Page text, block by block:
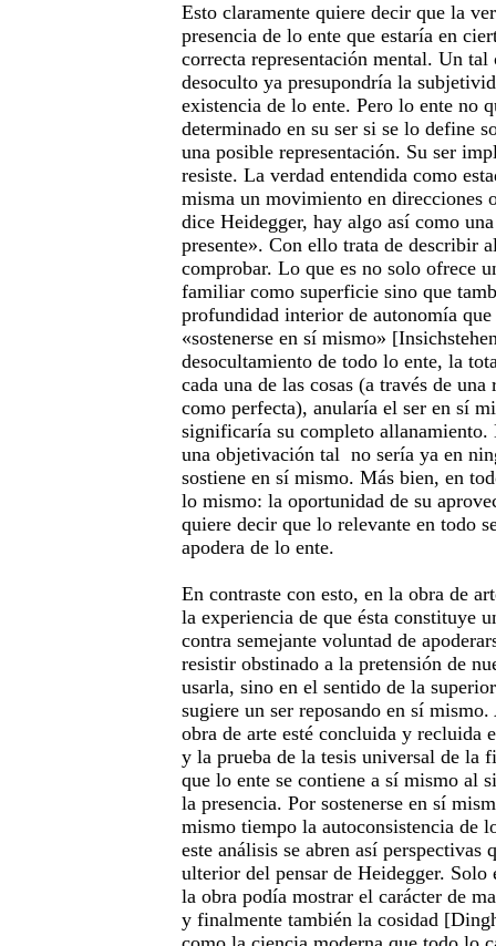
Esto claramente quiere decir que la
presencia de lo ente que estaría en
correcta representación mental. Un tal
desoculto ya presupondría la
existencia de lo ente. Pero lo ente no
determinado en su ser si se lo define
una posible representación. Su ser
resiste. La verdad entendida como
misma un movimiento en direcciones
dice Heidegger, hay algo así como
presente». Con ello trata de describir
comprobar. Lo que es no solo ofrece
familiar como superficie sino que
profundidad interior de autonomía
«sostenerse en sí mismo»
desocultamiento de todo lo ente, la
cada una de las cosas (a través de una
como perfecta), anularía el ser en sí
significaría su completo allanamiento.
una objetivación tal no sería ya en
sostiene en sí mismo. Más bien, en
lo mismo: la oportunidad de su
quiere decir que lo relevante en todo
apodera de lo ente.
En contraste con esto, en la obra de
la experiencia de que ésta constituye
contra semejante voluntad de
resistir obstinado a la pretensión de
usarla, sino en el sentido de la
sugiere un ser reposando en sí
obra de arte esté concluida y recluida
y la prueba de la tesis universal de la
que lo ente se contiene a sí mismo al
la presencia. Por sostenerse en sí
mismo tiempo la autoconsistencia de
este análisis se abren así perspectivas
ulterior del pensar de Heidegger. Solo
la obra podía mostrar el carácter de
y finalmente también la cosidad